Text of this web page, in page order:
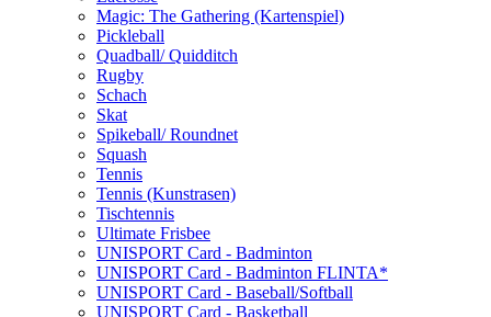
Magic: The Gathering (Kartenspiel)
Pickleball
Quadball/ Quidditch
Rugby
Schach
Skat
Spikeball/ Roundnet
Squash
Tennis
Tennis (Kunstrasen)
Tischtennis
Ultimate Frisbee
UNISPORT Card - Badminton
UNISPORT Card - Badminton FLINTA*
UNISPORT Card - Baseball/Softball
UNISPORT Card - Basketball